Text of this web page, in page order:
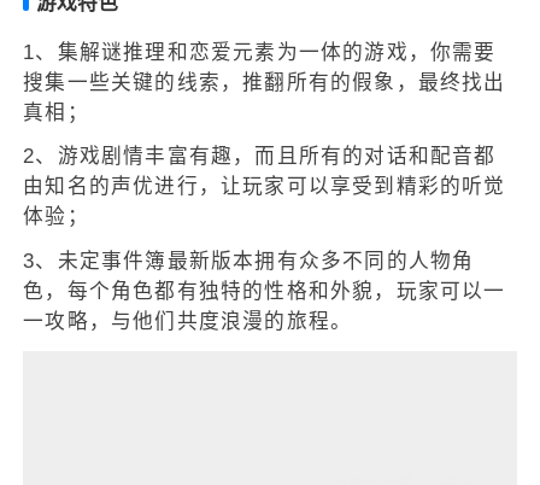
1、集解谜推理和恋爱元素为一体的游戏，你需要
搜集一些关键的线索，推翻所有的假象，最终找出
真相；
2、游戏剧情丰富有趣，而且所有的对话和配音都
由知名的声优进行，让玩家可以享受到精彩的听觉
体验；
3、未定事件簿最新版本拥有众多不同的人物角
色，每个角色都有独特的性格和外貌，玩家可以一
一攻略，与他们共度浪漫的旅程。